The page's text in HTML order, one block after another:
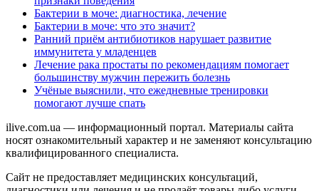
Бактерии в моче: диагностика, лечение
Бактерии в моче: что это значит?
Ранний приём антибиотиков нарушает развитие
иммунитета у младенцев
Лечение рака простаты по рекомендациям помогает
большинству мужчин пережить болезнь
Учёные выяснили, что ежедневные тренировки
помогают лучше спать
ilive.com.ua — информационный портал. Материалы сайта
носят ознакомительный характер и не заменяют консультацию
квалифицированного специалиста.
Сайт не предоставляет медицинских консультаций,